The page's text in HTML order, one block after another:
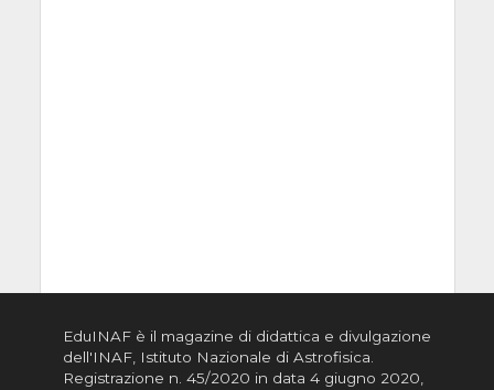
EduINAF è il magazine di didattica e divulgazione
dell'INAF, Istituto Nazionale di Astrofisica
Registrazione n. 45/2020 in data 4 giugno 2020,